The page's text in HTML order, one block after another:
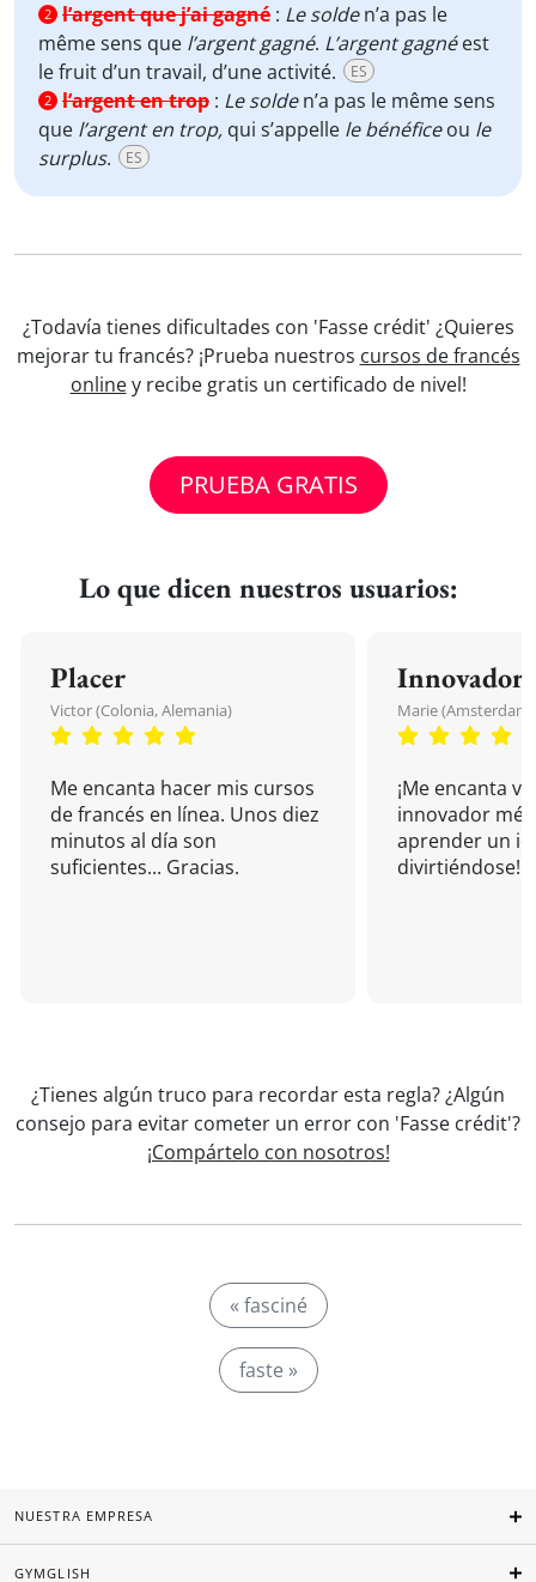
2 l’argent que j’ai gagné : Le solden’a pas le
même sens que l’argent gagné. L’argent gagnéest
le fruit d’un travail, d’une activité.
ES
2 l’argent en trop : Le solden’a pas le même sens
que l’argent en trop, qui s’appelle le bénéficeou le
surplus. ES
¿Todavía tienes dificultades con 'Fasse crédit' ¿Quieres
mejorar tu francés? ¡Prueba nuestros cursos de francés
onliney recibe gratis un certificado de nivel!
PRUEBA GRATIS
Lo que dicen nuestros usuarios:
Placer
Victor (Colonia, Alemania)
Me encanta hacer mis cursos
de francés en línea. Unos diez
minutos al día son
suficientes... Gracias.
Innovador
Marie (Amsterdam,
¡Me encanta
innovador
aprender un
divirtiéndose!
¿Tienes algún truco para recordar esta regla? ¿Algún
consejo para evitar cometer un error con 'Fasse crédit'?
¡Compártelo con nosotros!
« fasciné
faste »
NUESTRA EMPRESA
GYMGLISH